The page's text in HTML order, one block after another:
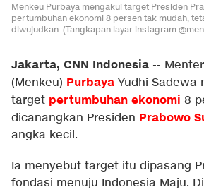
Menkeu Purbaya mengakui target Presiden
pertumbuhan ekonomi 8 persen tak mudah,
diwujudkan. (Tangkapan layar instagram
Jakarta, CNN Indonesia --
(Menkeu) Purbaya Yudhi Sadewa
target pertumbuhan ekonomi 8
dicanangkan Presiden Prabowo
angka kecil.
Ia menyebut target itu dipasang
fondasi menuju Indonesia Maju.